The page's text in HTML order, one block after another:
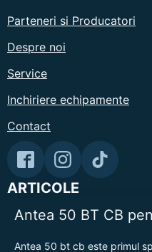
Parteneri si Producatori
Despre noi
Service
Inchiriere echipamente
Contact
ARTICOLE
Antea 50 BT CB
Antea 50 bt cb este primul